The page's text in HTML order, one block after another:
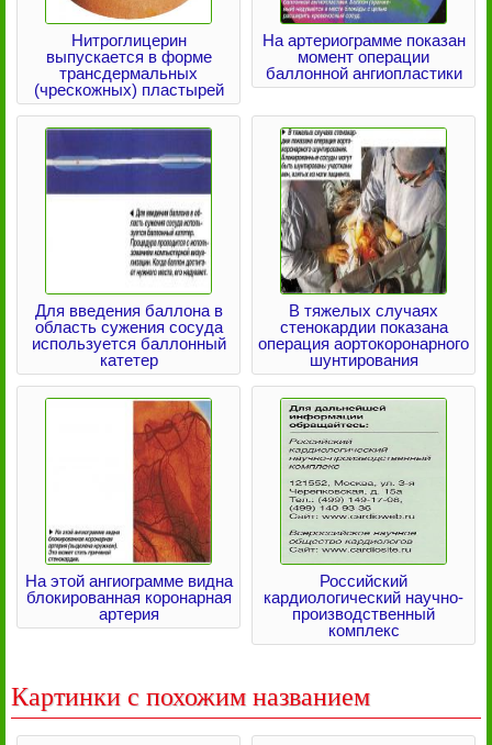
Нитроглицерин
выпускается в форме
трансдермальных
(чрескожных) пластырей
На артериограмме показан
момент операции
баллонной ангиопластики
Для введения баллона в
область сужения сосуда
используется баллонный
катетер
В тяжелых случаях
стенокардии показана
операция аортокоронарного
шунтирования
На этой ангиограмме видна
блокированная коронарная
артерия
Российский
кардиологический научно-
производственный
комплекс
Картинки с похожим названием